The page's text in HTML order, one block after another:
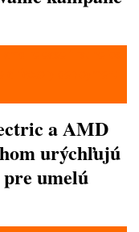
a AMD
urýchľujú
umelú